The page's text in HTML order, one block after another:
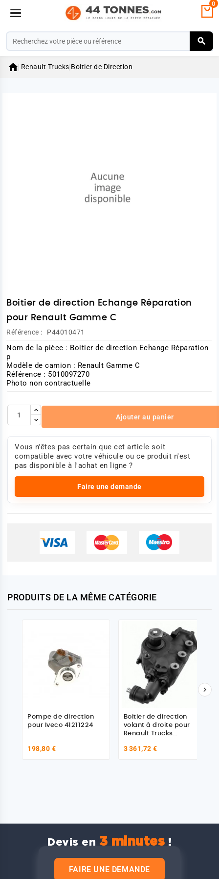
0
 Renault Trucks Boitier de Direction
Boitier de direction Echange Réparation
pour Renault Gamme C
Référence : P44010471
Nom de la pièce : Boitier de direction Echange Réparation
p
Modèle de camion : Renault Gamme C
Référence : 5010097270
Photo non contractuelle
Ajouter au panier
Vous n'êtes pas certain que cet article soit
compatible avec votre véhicule ou ce produit n'est
pas disponible à l'achat en ligne ?
Faire une demande
PRODUITS DE LA MÊME CATÉGORIE
Pompe de direction
pour Iveco 41211224
198,80 €
Boitier de direction
volant à droite pour
Renault Trucks
3 361,72 €

Devis en 3 minutes !
FAIRE UNE DEMANDE